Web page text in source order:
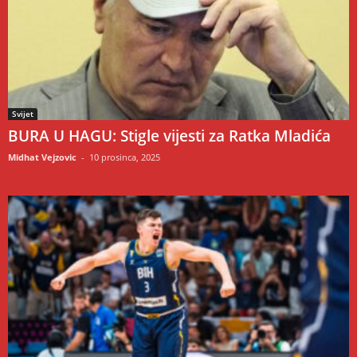
Svijet
BURA U HAGU: Stigle vijesti za Ratka Mladića
Midhat Vejzovic - 10 prosinca, 2025